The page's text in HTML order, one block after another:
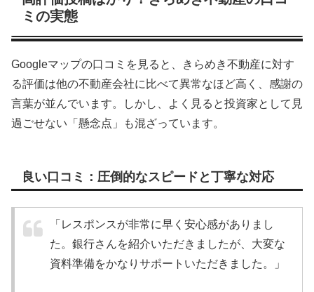
ミの実態
Googleマップの口コミを見ると、きらめき不動産に対す
る評価は他の不動産会社に比べて異常なほど高く、感謝の
言葉が並んでいます。しかし、よく見ると投資家として見
過ごせない「懸念点」も混ざっています。
良い口コミ：圧倒的なスピードと丁寧な対応
「レスポンスが非常に早く安心感がありまし
た。銀行さんを紹介いただきましたが、大変な
資料準備をかなりサポートいただきました。」